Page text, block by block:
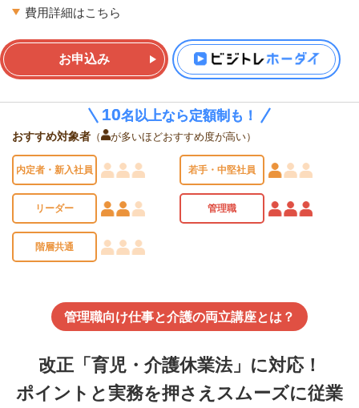
費用詳細はこちら
お申込み
おすすめ対象者 （ が多いほどおすすめ度が高い）
内定者・新入社員 若手・中堅社員
リーダー 管理職
階層共通
管理職向け仕事と介護の両立講座とは？
改正「育児・介護休業法」に対応！
ポイントと実務を押さえスムーズに従業
10名以上なら定額制も！
10名以上なら定額制も！